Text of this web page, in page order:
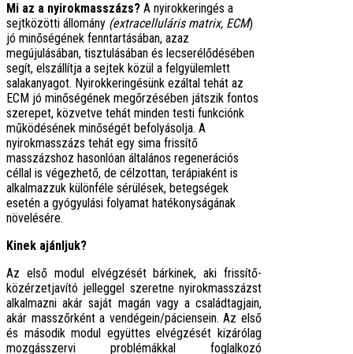
Mi az a nyirokmasszázs? A nyirokkeringés a
sejtközötti állomány (extracelluláris matrix, ECM)
jó minőségének fenntartásában, azaz
megújulásában, tisztulásában és lecserélődésében
segít, elszállítja a sejtek közül a felgyülemlett
salakanyagot. Nyirokkeringésünk ezáltal tehát az
ECM jó minőségének megőrzésében játszik fontos
szerepet, közvetve tehát minden testi funkciónk
működésének minőségét befolyásolja. A
nyirokmasszázs tehát egy sima frissítő
masszázshoz hasonlóan általános regenerációs
céllal is végezhető, de célzottan, terápiaként is
alkalmazzuk különféle sérülések, betegségek
esetén a gyógyulási folyamat hatékonyságának
növelésére.
Kinek ajánljuk?
Az első modul elvégzését bárkinek, aki frissítő-
közérzetjavító jelleggel szeretne nyirokmasszázst
alkalmazni akár saját magán vagy a családtagjain,
akár masszőrként a vendégein/páciensein. Az első
és második modul együttes elvégzését kizárólag
mozgásszervi problémákkal foglalkozó